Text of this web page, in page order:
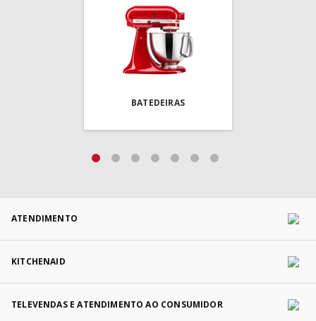
BATEDEIRAS
ATENDIMENTO
KITCHENAID
TELEVENDAS E ATENDIMENTO AO CONSUMIDOR